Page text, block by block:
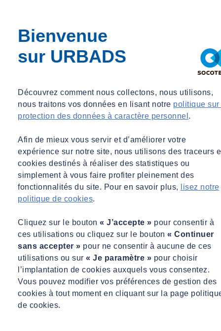
Cadre instructrice - Développement et Formation
Cadre instructrice - Développement et Formation
Public concerné :
Instructeur ADS confirmé ;
Elus en charge de l’urbanisme.
Objectifs de la formation :
Comprendre la logique du principe d’indépendance des
législations et ses exceptions​ ;
portant sur les ERP (Etablissement Recevant du Public)​ ;
Identifier et s’approprier les étapes d’instruction des projets
relevant de la CDAC (Commission Départementale de
l’Aménagement Commercial)​ ;
Identifier et s’approprier les étapes d’instruction des projets
soumis à évaluation environnementale​ ;
Bienvenue
sur URBADS
Découvrez comment nous collectons, nous utilisons,
nous traitons vos données en lisant notre politique sur
protection des données à caractère personnel .
Afin de mieux vous servir et d’améliorer votre
expérience sur notre site, nous utilisons des traceurs
cookies destinés à réaliser des statistiques ou
simplement à vous faire profiter pleinement des
fonctionnalités du site. Pour en savoir plus,
lisez notre
politique de cookies.
Cliquez sur le bouton « J’accepte » pour consentir à
ces utilisations ou cliquez sur le bouton « Continuer
sans accepter » pour ne consentir à aucune de ces
utilisations ou sur « Je paramètre » pour choisir
l’implantation de cookies auxquels vous consentez.
Vous pouvez modifier vos préférences de gestion des
cookies à tout moment en cliquant sur la page
de cookies.